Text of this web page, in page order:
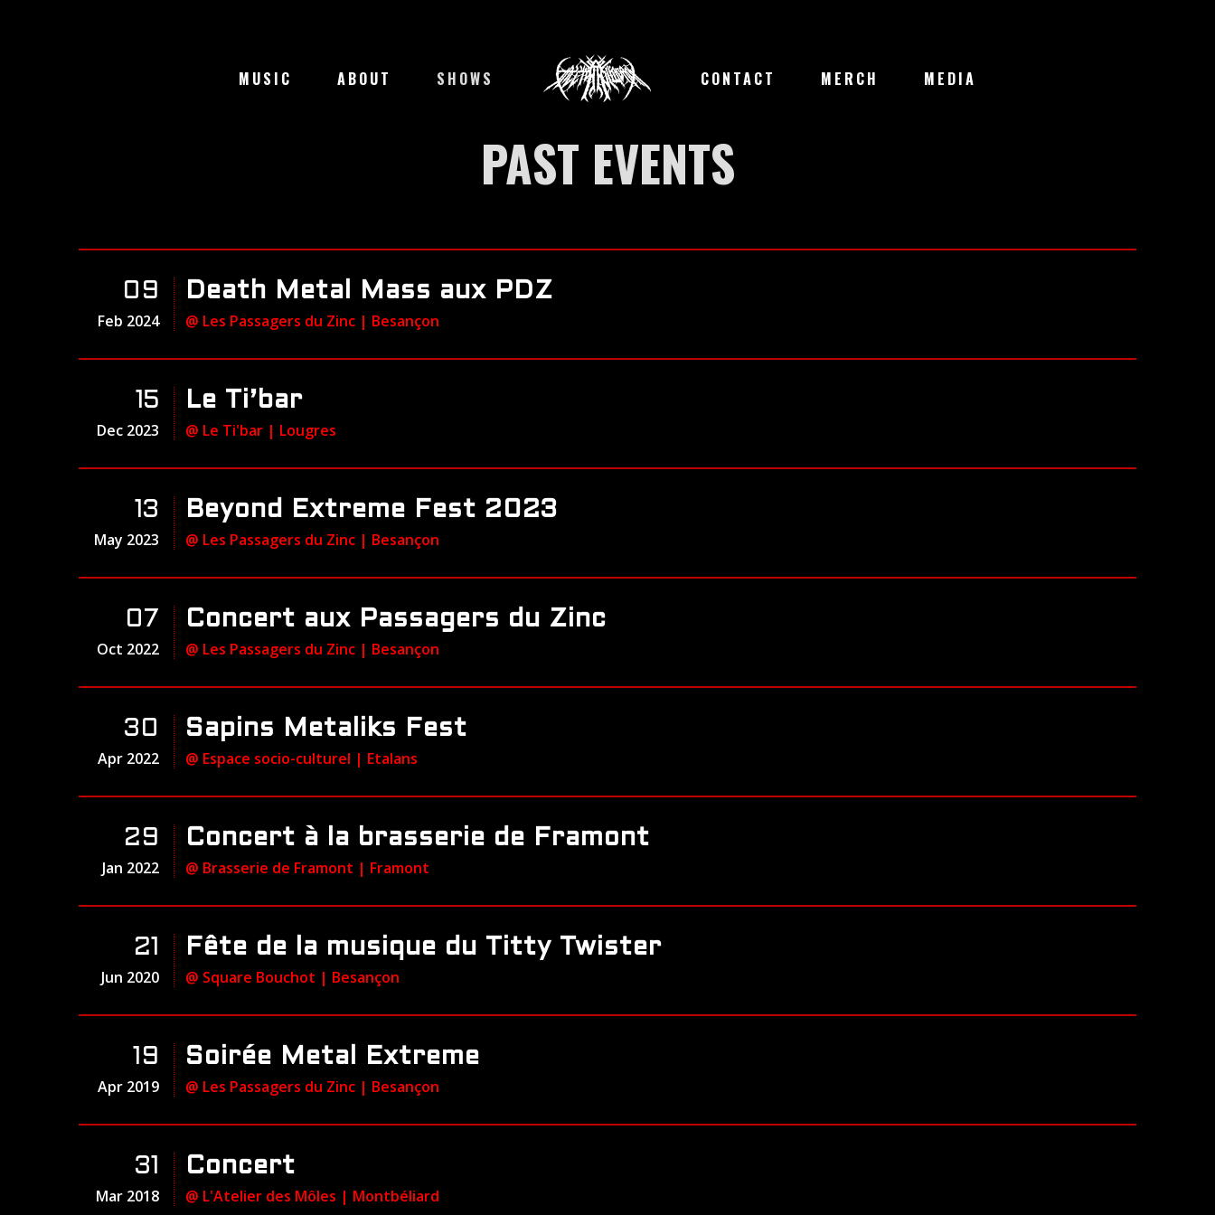
MUSIC ABOUT SHOWS CONTACT MERCH MEDIA
PAST EVENTS
09
Feb 2024
Death Metal Mass aux PDZ
@ Les Passagers du Zinc | Besançon
15
Dec 2023
Le Ti’bar
@ Le Ti'bar | Lougres
13
May 2023
Beyond Extreme Fest 2023
@ Les Passagers du Zinc | Besançon
07
Oct 2022
Concert aux Passagers du Zinc
@ Les Passagers du Zinc | Besançon
30
Apr 2022
Sapins Metaliks Fest
@ Espace socio-culturel | Etalans
29
Jan 2022
Concert à la brasserie de Framont
@ Brasserie de Framont | Framont
21
Jun 2020
Fête de la musique du Titty Twister
@ Square Bouchot | Besançon
19
Apr 2019
Soirée Metal Extreme
@ Les Passagers du Zinc | Besançon
31
Mar 2018
Concert
@ L'Atelier des Môles | Montbéliard